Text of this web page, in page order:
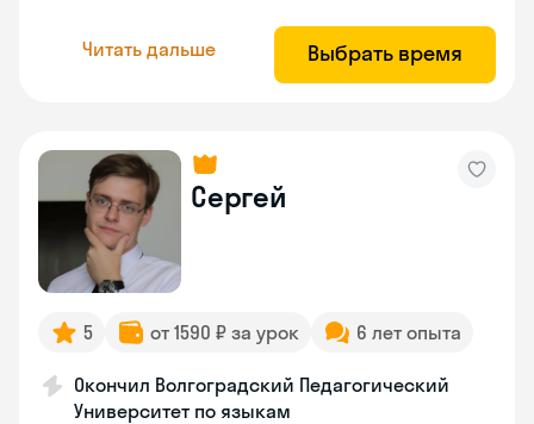
Читать дальше Выбрать время
Сергей
5 от 1590 ₽ за урок 6 лет опыта
Окончил Волгоградский Педагогический
Университет по языкам